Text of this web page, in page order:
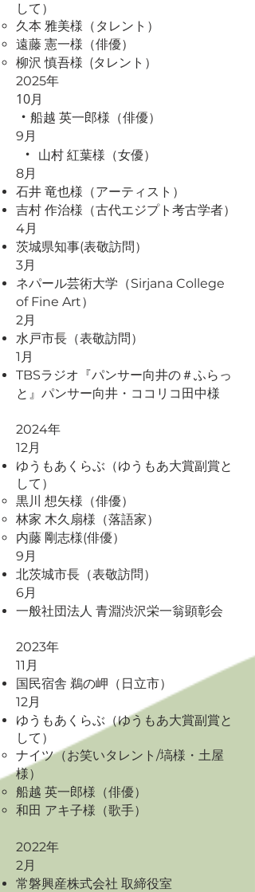
して）
久本 雅美様（タレント）
遠藤 憲一様（俳優）
柳沢 慎吾様 (タレント）
2025年
10月
・ 船越 英一郎様（俳優）
9月
・
山村 紅葉様（女優）
8月
石井 竜也様（アーティスト）
吉村 作治様（古代エジプト考古学者）
4月
茨城県知事(表敬訪問）
3月
ネパール芸術大学（Sirjana College
of Fine Art）
2月
水戸市長（表敬訪問）
1月
TBSラジオ『パンサー向井の＃ふらっ
と』​パンサー向井・ココリコ田中様
2024年
12月
ゆうもあくらぶ（ゆうもあ大賞副賞と
して）
黒川 想矢様（俳優）
林家 木久扇様（落語家）
内藤 剛志様(俳優）
9月
​北茨城市長（表敬訪問）
6月
一般社団法人 青淵渋沢栄一翁顕彰会
2023年
11月
​国民宿舎 鵜の岬（日立市）
12月
ゆうもあくらぶ（ゆうもあ大賞副賞と
して）
ナイツ（お笑いタレント/塙様・土屋
様）
船越 英一郎様（俳優）
​和田 アキ子様（歌手）
2022年
2月
常磐興産株式会社 取締役室